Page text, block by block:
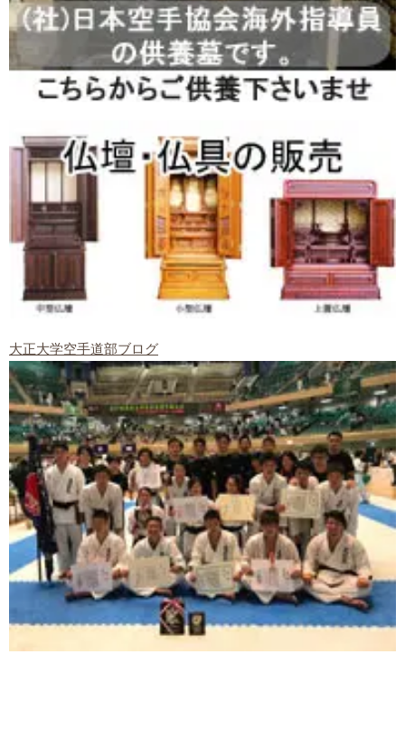
大正大学空手道部ブログ